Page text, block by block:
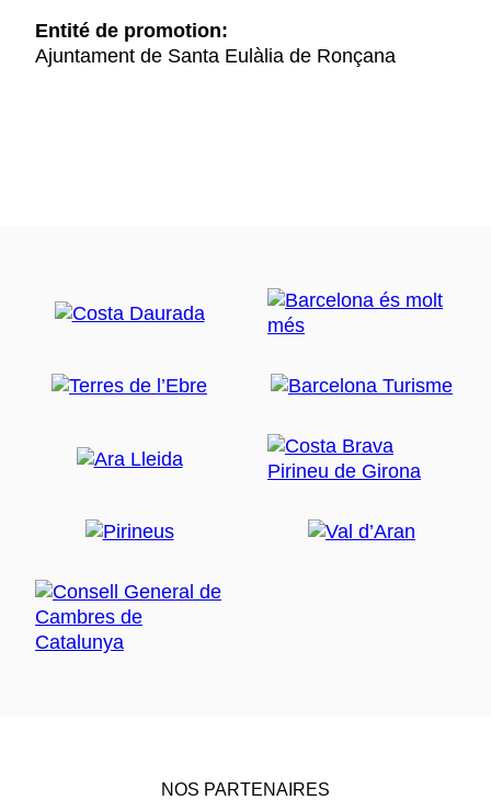
Entité de promotion:
Ajuntament de Santa Eulàlia de Ronçana
NOS PARTENAIRES